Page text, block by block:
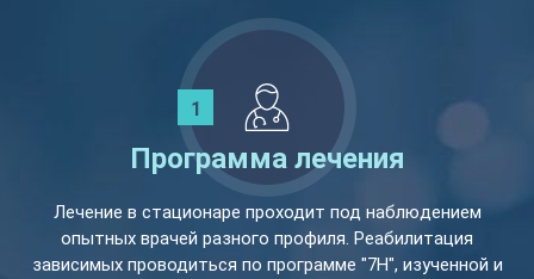
Программа лечения
Лечение в стационаре проходит под наблюдением
опытных врачей разного профиля. Реабилитация
зависимых проводиться по программе "7Н", изученной и